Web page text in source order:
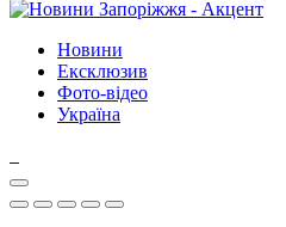
Новини
Ексклюзив
Фото-відео
Україна